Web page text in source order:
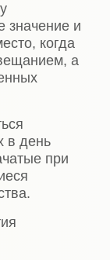
значение и
когда
а
в день
при